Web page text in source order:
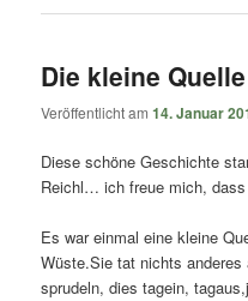
Die kleine Quelle
Veröffentlicht am14. Januar
Diese schöne Geschichte
Reichl… ich freue mich,
Es war einmal eine kleine
Wüste.Sie tat nichts
sprudeln, dies tagein,